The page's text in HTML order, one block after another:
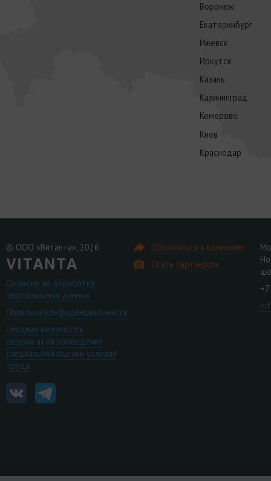
Воронеж
Екатеринбург
Ижевск
Иркутск
Казань
Калининград
Кемерово
Киев
Краснодар
© ООО «Витанта», 2026
Согласие на обработку
персональных данных
Политика конфиденциальности
Сводная ведомость
результатов проведения
специальной оценки условий
труда
Обратиться в компанию
Стать партнером